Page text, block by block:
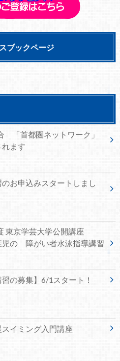
ブックページ
「首都圏ネットワーク」
ます
お申込みスタートしまし
東京学芸大学公開講座
児の 障がい者水泳指導講習
習の募集】6/1スタート！
イミング入門講座